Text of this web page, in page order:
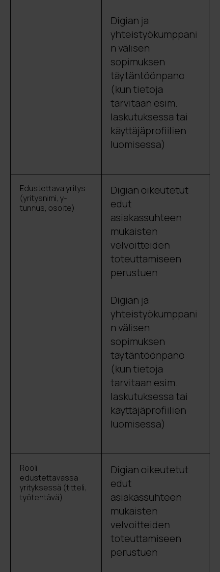
Digian ja
yhteistyökumppani
n välisen
sopimuksen
täytäntöönpano
(kun tietoja
tarvitaan esim.
laskutuksessa tai
käyttäjäprofiilien
luomisessa)
Edustettava yritys
(yritysnimi, y-
tunnus, osoite)
Digian oikeutetut
edut
asiakassuhteen
mukaisten
velvoitteiden
toteuttamiseen
perustuen
Digian ja
yhteistyökumppani
n välisen
sopimuksen
täytäntöönpano
(kun tietoja
tarvitaan esim.
laskutuksessa tai
käyttäjäprofiilien
luomisessa)
Rooli
edustettavassa
yrityksessä (titteli,
työtehtävä)
Digian oikeutetut
edut
asiakassuhteen
mukaisten
velvoitteiden
toteuttamiseen
perustuen